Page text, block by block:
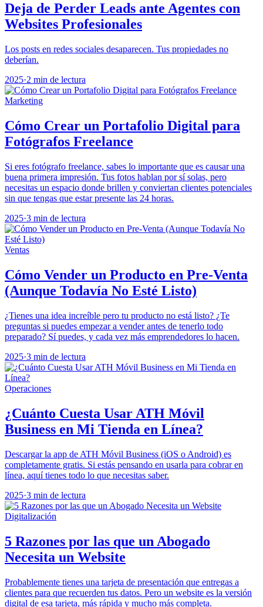
Deja de Perder Leads ante Agentes con
Websites Profesionales
Los posts en redes sociales desaparecen. Tus propiedades no
deberían.
2025·2 min de lectura
Marketing
Cómo Crear un Portafolio Digital para
Fotógrafos Freelance
Si eres fotógrafo freelance, sabes lo importante que es causar una
buena primera impresión. Tus fotos hablan por sí solas, pero
necesitas un espacio donde brillen y conviertan clientes potenciales
sin que tengas que estar presente las 24 horas.
2025·3 min de lectura
Ventas
Cómo Vender un Producto en Pre-Venta
(Aunque Todavía No Esté Listo)
¿Tienes una idea increíble pero tu producto no está listo? ¿Te
preguntas si puedes empezar a vender antes de tenerlo todo
preparado? Sí puedes, y cada vez más emprendedores lo hacen.
2025·3 min de lectura
Operaciones
¿Cuánto Cuesta Usar ATH Móvil
Business en Mi Tienda en Línea?
Descargar la app de ATH Móvil Business (iOS o Android) es
completamente gratis. Si estás pensando en usarla para cobrar en
línea, aquí tienes todo lo que necesitas saber.
2025·3 min de lectura
Digitalización
5 Razones por las que un Abogado
Necesita un Website
Probablemente tienes una tarjeta de presentación que entregas a
clientes para que recuerden tus datos. Pero un website es la versión
digital de esa tarjeta, más rápida y mucho más completa.